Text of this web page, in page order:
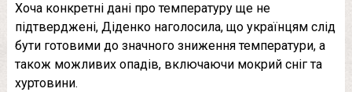
Хоча конкретні дані про температуру ще не
підтверджені, Діденко наголосила, що українцям слід
бути готовими до значного зниження температури, а
також можливих опадів, включаючи мокрий сніг та
хуртовини.